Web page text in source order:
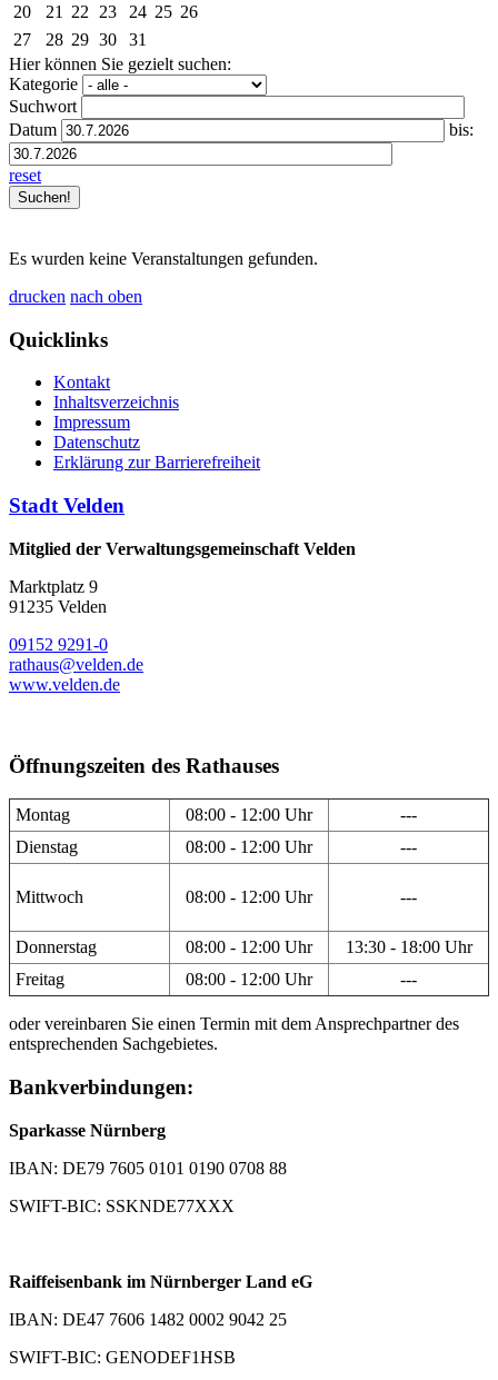
20
21 22 23 24 25 26
27
28 29 30
31
Hier können Sie gezielt suchen:
Kategorie
Suchwort
Datum
bis:
reset
Es wurden keine Veranstaltungen gefunden.
drucken nach oben
Quicklinks
Kontakt
Inhaltsverzeichnis
Impressum
Datenschutz
Erklärung zur Barrierefreiheit
Stadt Velden
Mitglied der Verwaltungsgemeinschaft Velden
Marktplatz 9
91235 Velden
09152 9291-0
rathaus@velden.de
www.velden.de
Öffnungszeiten des Rathauses
Montag 08:00 - 12:00 Uhr
---
Dienstag
08:00 - 12:00 Uhr ---
Mittwoch 08:00 - 12:00 Uhr ---
Donnerstag 08:00 - 12:00 Uhr
13:30 - 18:00 Uhr
Freitag
08:00 - 12:00 Uhr ---
oder vereinbaren Sie einen Termin mit dem Ansprechpartner des
entsprechenden Sachgebietes.
Bankverbindungen:
Sparkasse Nürnberg
IBAN: DE79 7605 0101 0190 0708 88
SWIFT-BIC: SSKNDE77XXX
Raiffeisenbank im Nürnberger Land eG
IBAN: DE47 7606 1482 0002 9042 25
SWIFT-BIC: GENODEF1HSB